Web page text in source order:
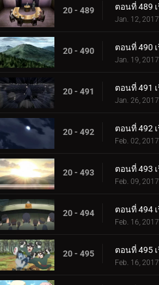
20 - 489
Jan. 12, 2017
20 - 490
Jan. 19, 2017
20 - 491
Jan. 26, 2017
20 - 492
Feb. 02, 2017
20 - 493
Feb. 09, 2017
20 - 494
Feb. 16, 2017
20 - 495
Feb. 16, 2017